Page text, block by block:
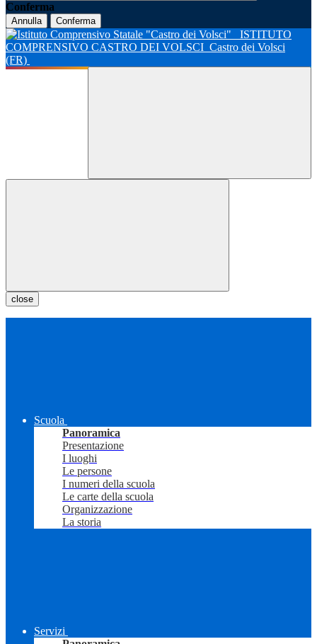
Conferma
Annulla Conferma
ISTITUTO
COMPRENSIVO CASTRO DEI VOLSCI Castro dei Volsci
(FR)
close
Scuola
Panoramica
Presentazione
I luoghi
Le persone
I numeri della scuola
Le carte della scuola
Organizzazione
La storia
Servizi